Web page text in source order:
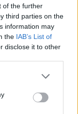
of the further
third parties on the
information may
the IAB’s List of
disclose it to other
questo
Il contenuto di questo
la linea editoriale
dai singoli lettori che
in automatico dal